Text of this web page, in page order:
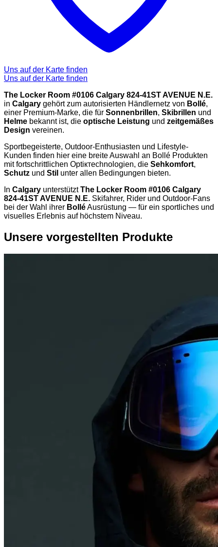
Uns auf der Karte finden
Uns auf der Karte finden
The Locker Room #0106 Calgary 824-41ST AVENUE N.E.
in Calgary gehört zum autorisierten Händlernetz von Bollé,
einer Premium-Marke, die für Sonnenbrillen, Skibrillen und
Helme bekannt ist, die optische Leistung und zeitgemäßes
Design vereinen.
Sportbegeisterte, Outdoor-Enthusiasten und Lifestyle-
Kunden finden hier eine breite Auswahl an Bollé Produkten
mit fortschrittlichen Optiктechnologien, die Sehkomfort,
Schutz und Stil unter allen Bedingungen bieten.
In Calgary unterstütztThe Locker Room #0106 Calgary
824-41ST AVENUE N.E. Skifahrer, Rider und Outdoor-Fans
bei der Wahl ihrer BolléAusrüstung — für ein sportliches und
visuelles Erlebnis auf höchstem Niveau.
Unsere vorgestellten Produkte